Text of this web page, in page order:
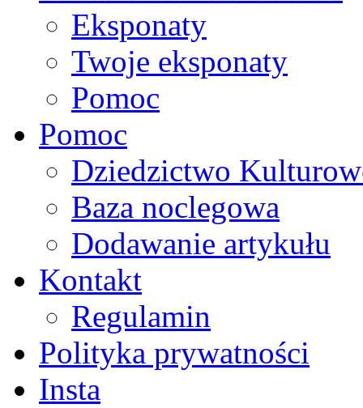
Eksponaty
Twoje eksponaty
Pomoc
Pomoc
Dziedzictwo
Baza noclegowa
Dodawanie artykułu
Kontakt
Regulamin
Polityka prywatności
Insta